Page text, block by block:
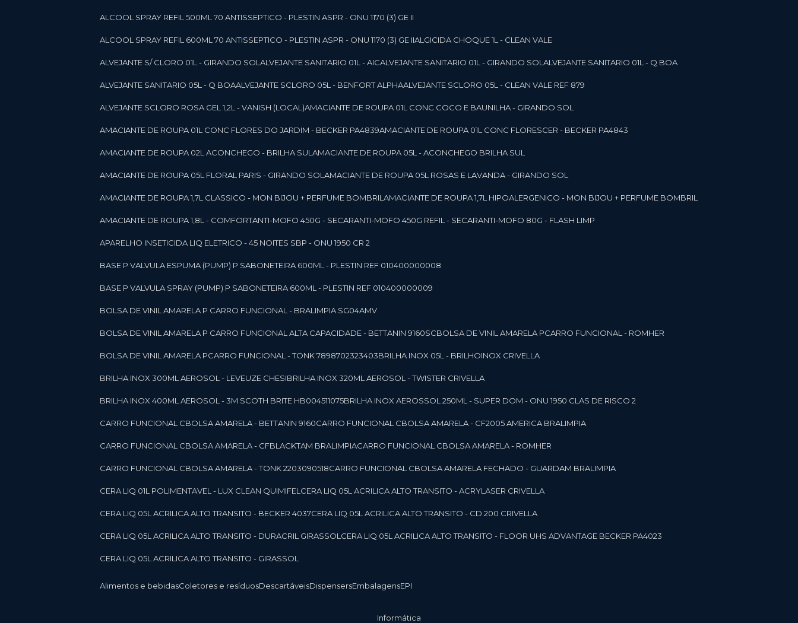
ALCOOL SPRAY REFIL 500ML 70 ANTISSEPTICO - PLESTIN ASPR - ONU 1170 (3) GE II
ALCOOL SPRAY REFIL 600ML 70 ANTISSEPTICO - PLESTIN ASPR - ONU 1170 (3) GE II ALGICIDA CHOQUE 1L - CLEAN VALE
ALVEJANTE S/ CLORO 01L - GIRANDO SOL ALVEJANTE SANITARIO 01L - AIC ALVEJANTE SANITARIO 01L - GIRANDO SOL ALVEJANTE SANITARIO 01L - Q BOA
ALVEJANTE SANITARIO 05L - Q BOA ALVEJANTE SCLORO 05L - BENFORT ALPHA ALVEJANTE SCLORO 05L - CLEAN VALE REF 879
ALVEJANTE SCLORO ROSA GEL 1,2L - VANISH (LOCAL) AMACIANTE DE ROUPA 01L CONC COCO E BAUNILHA - GIRANDO SOL
AMACIANTE DE ROUPA 01L CONC FLORES DO JARDIM - BECKER PA4839 AMACIANTE DE ROUPA 01L CONC FLORESCER - BECKER PA4843
AMACIANTE DE ROUPA 02L ACONCHEGO - BRILHA SUL AMACIANTE DE ROUPA 05L - ACONCHEGO BRILHA SUL
AMACIANTE DE ROUPA 05L FLORAL PARIS - GIRANDO SOL AMACIANTE DE ROUPA 05L ROSAS E LAVANDA - GIRANDO SOL
AMACIANTE DE ROUPA 1,7L CLASSICO - MON BIJOU + PERFUME BOMBRIL AMACIANTE DE ROUPA 1,7L HIPOALERGENICO - MON BIJOU + PERFUME BOMBRIL
AMACIANTE DE ROUPA 1,8L - COMFORT ANTI-MOFO 450G - SECAR ANTI-MOFO 450G REFIL - SECAR ANTI-MOFO 80G - FLASH LIMP
APARELHO INSETICIDA LIQ ELETRICO - 45 NOITES SBP - ONU 1950 CR 2
BASE P VALVULA ESPUMA (PUMP) P SABONETEIRA 600ML - PLESTIN REF 010400000008
BASE P VALVULA SPRAY (PUMP) P SABONETEIRA 600ML - PLESTIN REF 010400000009
BOLSA DE VINIL AMARELA P CARRO FUNCIONAL - BRALIMPIA SG04AMV
BOLSA DE VINIL AMARELA P CARRO FUNCIONAL ALTA CAPACIDADE - BETTANIN 9160SC BOLSA DE VINIL AMARELA PCARRO FUNCIONAL - ROMHER
BOLSA DE VINIL AMARELA PCARRO FUNCIONAL - TONK 7898702323403 BRILHA INOX 05L - BRILHOINOX CRIVELLA
BRILHA INOX 300ML AEROSOL - LEVEUZE CHESI BRILHA INOX 320ML AEROSOL - TWISTER CRIVELLA
BRILHA INOX 400ML AEROSOL - 3M SCOTH BRITE HB004511075 BRILHA INOX AEROSSOL 250ML - SUPER DOM - ONU 1950 CLAS DE RISCO 2
CARRO FUNCIONAL CBOLSA AMARELA - BETTANIN 9160 CARRO FUNCIONAL CBOLSA AMARELA - CF2005 AMERICA BRALIMPIA
CARRO FUNCIONAL CBOLSA AMARELA - CFBLACKTAM BRALIMPIA CARRO FUNCIONAL CBOLSA AMARELA - ROMHER
CARRO FUNCIONAL CBOLSA AMARELA - TONK 2203090518 CARRO FUNCIONAL CBOLSA AMARELA FECHADO - GUARDAM BRALIMPIA
CERA LIQ 01L POLIMENTAVEL - LUX CLEAN QUIMIFEL CERA LIQ 05L ACRILICA ALTO TRANSITO - ACRYLASER CRIVELLA
CERA LIQ 05L ACRILICA ALTO TRANSITO - BECKER 4037 CERA LIQ 05L ACRILICA ALTO TRANSITO - CD 200 CRIVELLA
CERA LIQ 05L ACRILICA ALTO TRANSITO - DURACRIL GIRASSOL CERA LIQ 05L ACRILICA ALTO TRANSITO - FLOOR UHS ADVANTAGE BECKER PA4023
CERA LIQ 05L ACRILICA ALTO TRANSITO - GIRASSOL
Alimentos e bebidas Coletores e resíduos Descartáveis Dispensers Embalagens EPI
Informática